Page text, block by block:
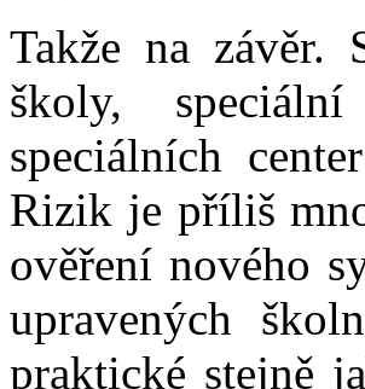
Takže na závěr.
školy,
speciálních
Rizik je příliš
ověření nového
upravených
praktické stejně